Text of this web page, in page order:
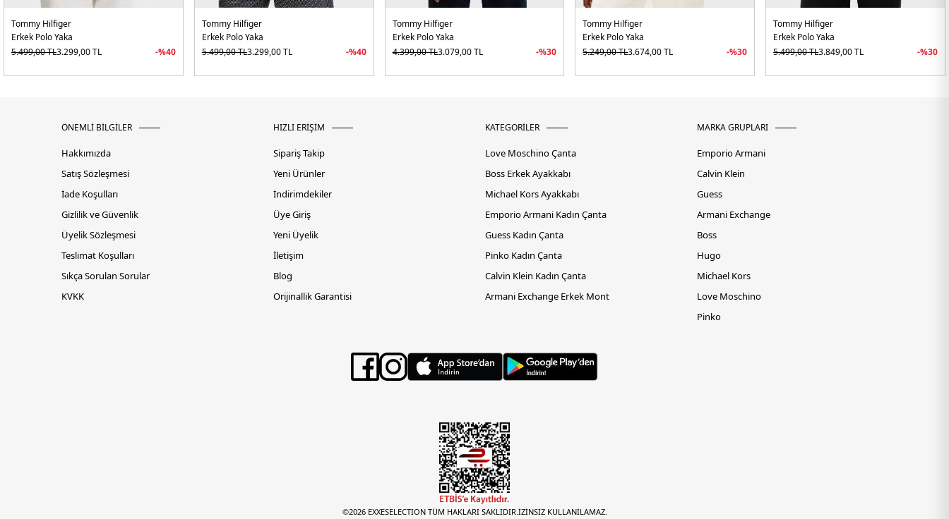
Tommy Hilfiger
Erkek Polo Yaka
5.499,00TL3.299,00TL -%40
Tommy Hilfiger
Erkek Polo Yaka
5.499,00TL3.299,00TL -%40
Tommy Hilfiger
Erkek Polo Yaka
4.399,00TL3.079,00TL -%30
Tommy Hilfiger
Erkek Polo Yaka
5.249,00TL3.674,00TL -%30
Tommy Hilfiger
Erkek Polo Yaka
5.499,00TL3.849,00TL -%30
ÖNEMLİ BİLGİLER
Hakkımızda
Satış Sözleşmesi
İade Koşulları
Gizlilik ve Güvenlik
Üyelik Sözleşmesi
Teslimat Koşulları
Sıkça Sorulan Sorular
KVKK
HIZLI ERİŞİM
Sipariş Takip
Yeni Ürünler
İndirimdekiler
Üye Giriş
Yeni Üyelik
İletişim
Blog
Orijinallik Garantisi
KATEGORİLER
Love Moschino Çanta
Boss Erkek Ayakkabı
Michael Kors Ayakkabı
Emporio Armani Kadın Çanta
Guess Kadın Çanta
Pinko Kadın Çanta
Calvin Klein Kadın Çanta
Armani Exchange Erkek Mont
MARKA GRUPLARI
Emporio Armani
Calvin Klein
Guess
Armani Exchange
Boss
Hugo
Michael Kors
Love Moschino
Pinko
©2026 EXXESELECTION TÜM HAKLARI SAKLIDIR.İZİNSİZ KULLANILAMAZ.